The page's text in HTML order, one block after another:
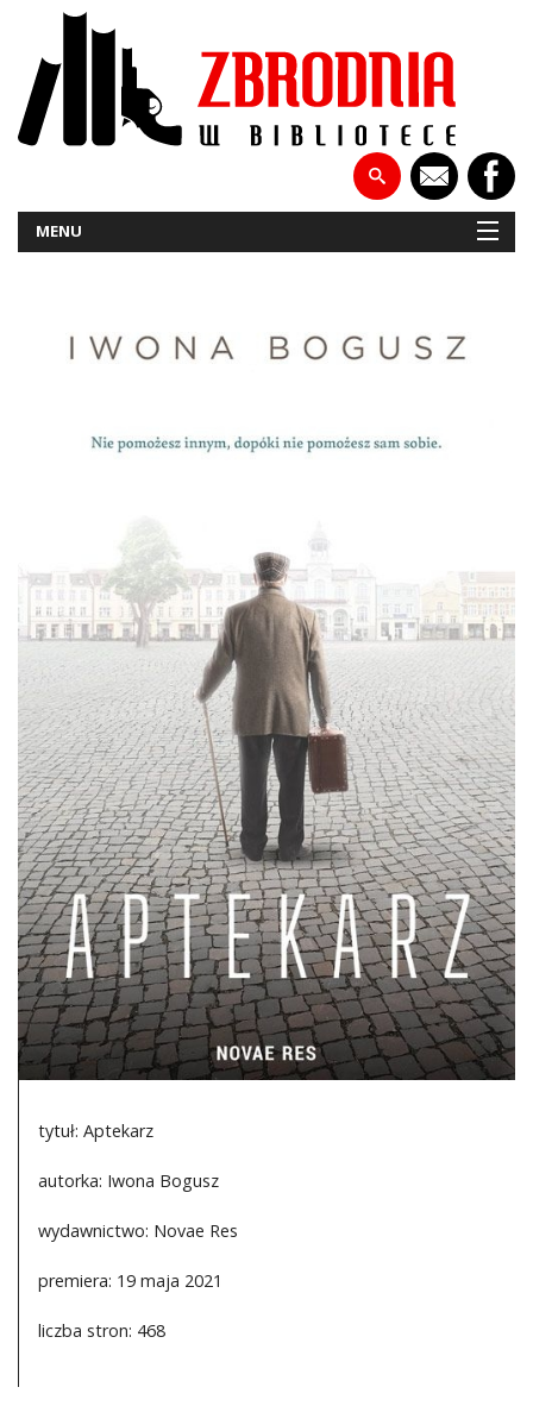
MENU
NOWOŚCI
WYWIADY
DO CZYTANIA
NA EKRANIE
KONTAKT
tytuł: Aptekarz
autorka: Iwona Bogusz
wydawnictwo: Novae Res
premiera: 19 maja 2021
liczba stron: 468